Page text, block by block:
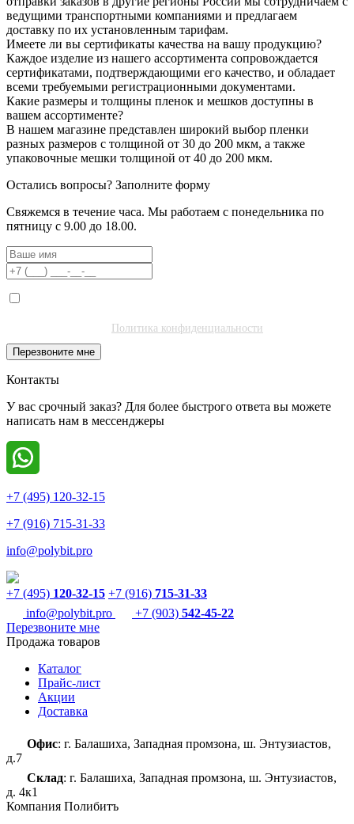
ведущими транспортными компаниями и предлагаем
доставку по их установленным тарифам.
Имеете ли вы сертификаты качества на вашу продукцию?
Каждое изделие из нашего ассортимента сопровождается
сертификатами, подтверждающими его качество, и обладает
всеми требуемыми регистрационными документами.
Какие размеры и толщины пленок и мешков доступны в
вашем ассортименте?
В нашем магазине представлен широкий выбор пленки
разных размеров с толщиной от 30 до 200 мкм, а также
упаковочные мешки толщиной от 40 до 200 мкм.
Остались вопросы? Заполните форму
Свяжемся в течение часа. Мы работаем с понедельника по
пятницу с 9.00 до 18.00.
Политика конфиденциальности
Перезвоните мне
Контакты
У вас срочный заказ? Для более быстрого ответа вы можете
написать нам в мессенджеры
+7 (495) 120-32-15
+7 (916) 715-31-33
info@polybit.pro
+7 (495) 120-32-15 +7 (916) 715-31-33
info@polybit.pro
+7 (903) 542-45-22
Перезвоните мне
Продажа товаров
Каталог
Прайс-лист
Акции
Доставка
Офис: г. Балашиха, Западная промзона, ш. Энтузиастов,
д.7
Склад: г. Балашиха, Западная промзона, ш. Энтузиастов,
д. 4к1
Компания Полибитъ